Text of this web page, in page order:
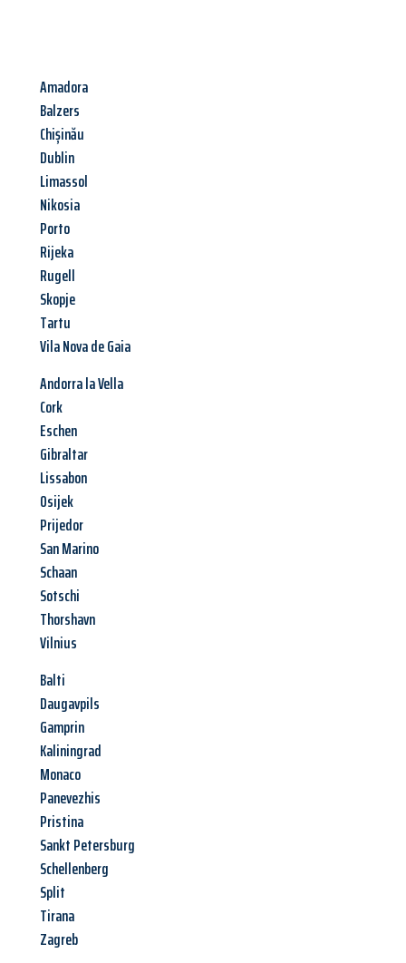
Amadora
Balzers
Chișinău
Dublin
Limassol
Nikosia
Porto
Rijeka
Rugell
Skopje
Tartu
Vila Nova de Gaia
Andorra la Vella
Cork
Eschen
Gibraltar
Lissabon
Osijek
Prijedor
San Marino
Schaan
Sotschi
Thorshavn
Vilnius
Balti
Daugavpils
Gamprin
Kaliningrad
Monaco
Panevezhis
Pristina
Sankt Petersburg
Schellenberg
Split
Tirana
Zagreb